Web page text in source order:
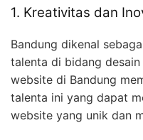
1. Kreativitas dan
Bandung dikenal
talenta di bidang
website di Bandung
talenta ini yang dapat
website yang unik dan